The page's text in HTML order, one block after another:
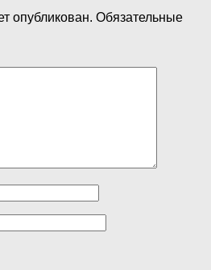
опубликован. Обязательные